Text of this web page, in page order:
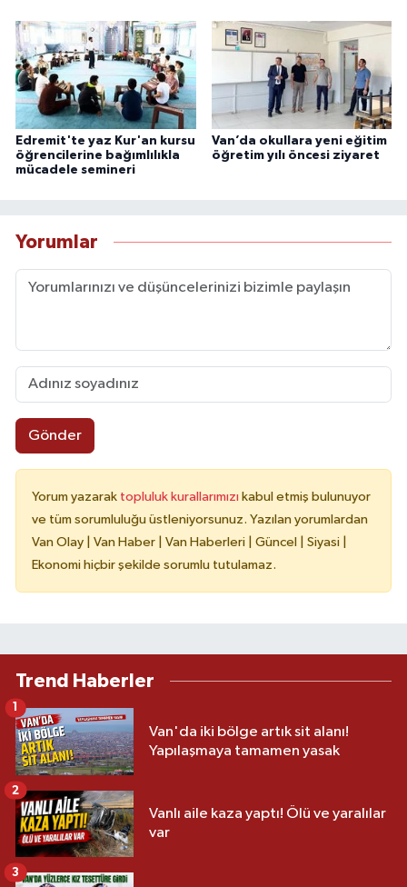
Edremit'te yaz Kur'an kursu
öğrencilerine bağımlılıkla
mücadele semineri
Van’da okullara yeni eğitim
öğretim yılı öncesi ziyaret
Yorumlar
Gönder
Yorum yazarak topluluk kurallarımızı kabul etmiş bulunuyor
ve tüm sorumluluğu üstleniyorsunuz. Yazılan yorumlardan
Van Olay | Van Haber | Van Haberleri | Güncel | Siyasi |
Ekonomi hiçbir şekilde sorumlu tutulamaz.
Trend Haberler
Van'da iki bölge artık sit alanı!
Yapılaşmaya tamamen yasak
Vanlı aile kaza yaptı! Ölü ve yaralılar
var
2
3